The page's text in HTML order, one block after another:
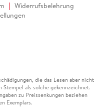
Widerrufsbelehrung
die das Lesen aber nicht
Stempel als solche gekennzeichnet.
zu Preissenkungen beziehen
Exemplars.